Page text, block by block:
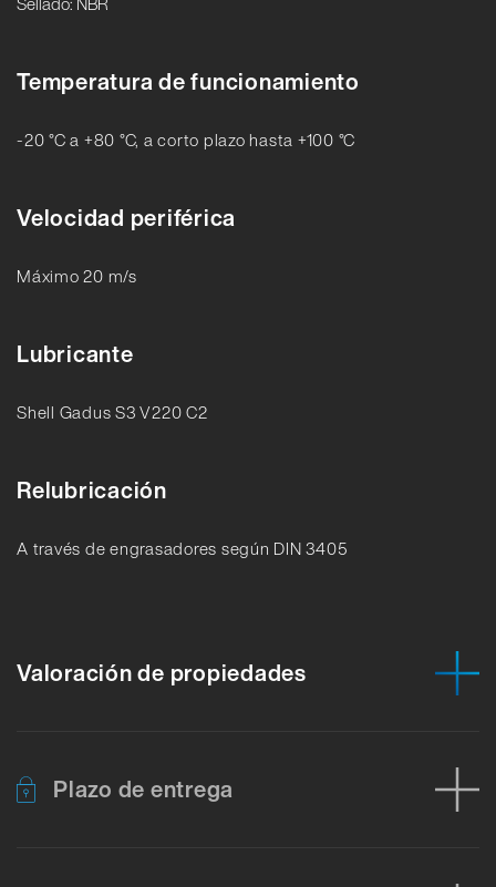
Temperatura de funcionamiento
-20 °C a +80 °C, a corto plazo hasta +100 °C
Velocidad periférica
Máximo 20 m/s
Lubricante
Shell Gadus S3 V220 C2
Relubricación
A través de engrasadores según DIN 3405
Valoración de propiedades
Plazo de entrega